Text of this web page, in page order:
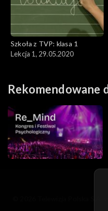
Szkoła z TVP: klasa 1
Lekcja 1, 29.05.2020
Rekomendowane